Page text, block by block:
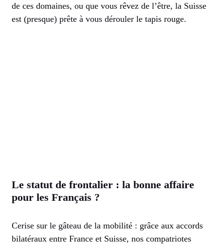
de ces domaines, ou que vous rêvez de l’être, la Suisse
est (presque) prête à vous dérouler le tapis rouge.
Le statut de frontalier : la bonne affaire
pour les Français ?
Cerise sur le gâteau de la mobilité : grâce aux accords
bilatéraux entre France et Suisse, nos compatriotes